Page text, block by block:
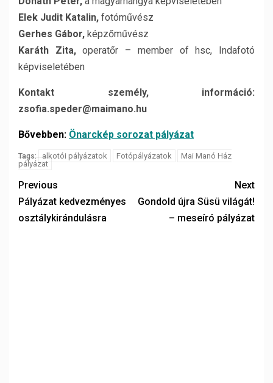
Elek Judit Katalin, fotóművész
Gerhes Gábor, képzőművész
Karáth Zita,operatőr – member of hsc, Indafotó
képviseletében
Kontakt személy, információ:
zsofia.speder@maimano.hu
Bővebben: Önarckép sorozat pályázat
Tags: alkotói pályázatok Fotópályázatok
Mai Manó Ház
pályázat
Previous
Pályázat kedvezményes
osztálykirándulásra
Next
Gondold újra Süsü világát!
– meseíró pályázat